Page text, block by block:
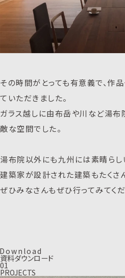
その時間がとっても有意義で、作
ていただきました。
ガラス越しに由布岳や川など湯布
敵な空間でした。
湯布院以外にも九州には素晴らし
建築家が設計された建築もたくさ
ぜひみなさんもぜひ行ってみてくだ
Down load
資料ダウンロード
01
PROJECTS